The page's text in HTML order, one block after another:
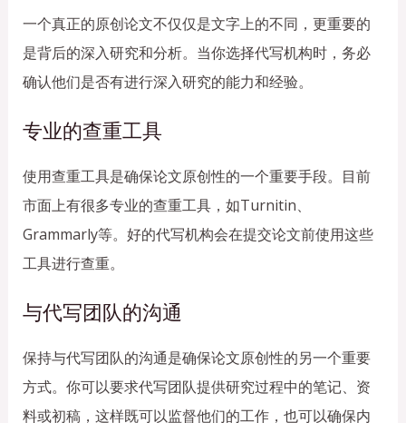
一个真正的原创论文不仅仅是文字上的不同，更重要的
是背后的深入研究和分析。当你选择代写机构时，务必
确认他们是否有进行深入研究的能力和经验。
专业的查重工具
使用查重工具是确保论文原创性的一个重要手段。目前
市面上有很多专业的查重工具，如Turnitin、
Grammarly等。好的代写机构会在提交论文前使用这些
工具进行查重。
与代写团队的沟通
保持与代写团队的沟通是确保论文原创性的另一个重要
方式。你可以要求代写团队提供研究过程中的笔记、资
料或初稿，这样既可以监督他们的工作，也可以确保内